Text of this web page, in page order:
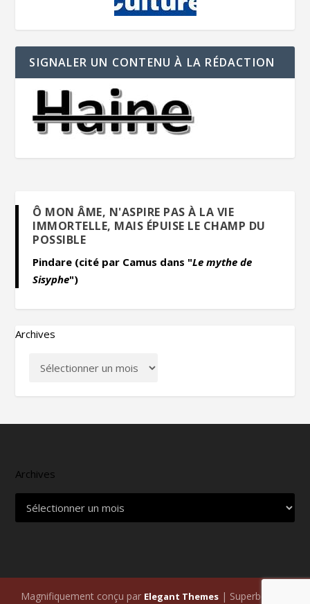
SIGNALER UN CONTENU À LA RÉDACTION
Ô MON ÂME, N'ASPIRE PAS À LA VIE
IMMORTELLE, MAIS ÉPUISE LE CHAMP DU
POSSIBLE
Pindare (cité par Camus dans "Le mythe de
Sisyphe")
Archives
Archives
Magnifiquement conçu par Elegant Themes| Superbement